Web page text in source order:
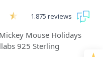
1.875 reviews
Mouse Holidays
925 Sterling